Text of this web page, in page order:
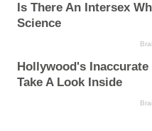
Is There An Intersex
Science
Hollywood's
Take A Look Inside